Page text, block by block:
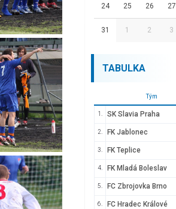
24 25 26 27
31 1 2 3
TABULKA
Tým
1. SK Slavia Praha
2. FK Jablonec
3. FK Teplice
4. FK Mladá Boleslav
5. FC Zbrojovka Brno
6. FC Hradec Králové